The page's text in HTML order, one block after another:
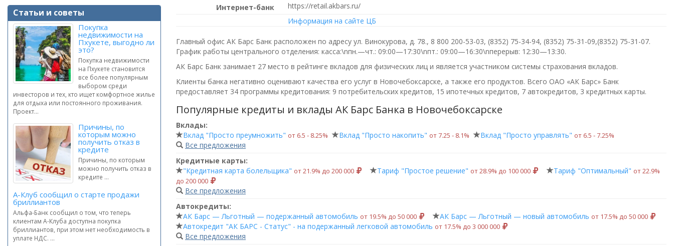
Статьи и советы
Покупка
недвижимости на
Пхукете, выгодно ли
это?
Покупка недвижимости
на Пхукете становится
все более популярным
выбором среди
инвесторов и тех, кто ищет комфортное жилье
для отдыха или постоянного проживания.
Проект...
Причины, по
которым можно
получить отказ в
кредите
Причины, по которым
можно получить отказ в
кредите ...
А-Клуб сообщил о старте продажи
бриллиантов
Альфа-Банк сообщил о том, что теперь
клиентам А-Клуба доступна покупка
бриллиантов, при этом нет необходимость в
уплате НДС. ...
Интернет-банк
https://retail.akbars.ru/
Информация на сайте ЦБ
Главный офис АК Барс Банк расположен по адресу ул. Винокурова, д. 78., 8 800 200-53-03, (8352) 75-34-94, (8352) 75-31-09,(8352) 75-31-07.
График работы центрального отделения: касса:\nпн.—чт.: 09:00—17:30\nпт.: 09:00—16:30\nперерыв: 12:30—13:30.
АК Барс Банк занимает 27 место в рейтинге вкладов для физических лиц и является участником системы страхования вкладов.
Клиенты банка негативно оценивают качества его услуг в Новочебоксарске, а также его продуктов. Всего ОАО «АК Барс» Банк
предоставляет 34 программы кредитования: 9 потребительских кредитов, 15 ипотечных кредитов, 7 автокредитов, 3 кредитных карты.
Популярные кредиты и вклады АК Барс Банка в Новочебоксарске
Вклады:
Вклад "Просто преумножить" от 6.5 ‑ 8.25% Вклад "Просто накопить" от 7.25 ‑ 8.1% Вклад "Просто управлять" от 6.5 ‑ 7.25%
Все предложения
Кредитные карты:
"Кредитная карта болельщика" от 21.9% до 200 000 Тариф "Простое решение" от 28.9% до 100 000 Тариф "Оптимальный" от 22.9%
до 200 000
Все предложения
Автокредиты:
АК Барс — Льготный — подержанный автомобиль от 19.5% до 50 000 АК Барс — Льготный — новый автомобиль от 17.5% до 50 000
Автокредит "АК БАРС - Статус" - на подержанный легковой автомобиль от 17.5% до 3 000 000
Все предложения